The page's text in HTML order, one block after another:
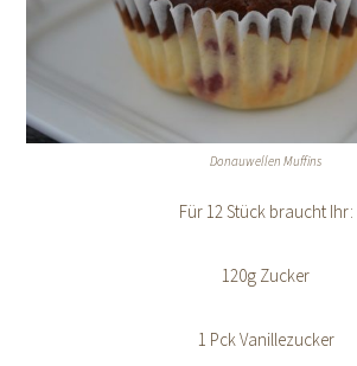
Donauwellen Muffins
Für 12 Stück braucht Ihr:
120g Zucker
1 Pck Vanillezucker